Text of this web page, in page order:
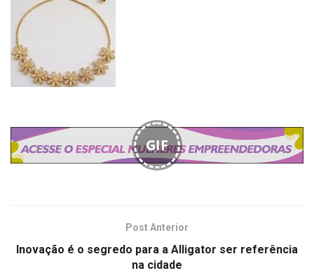
GIF
Post Anterior
Inovação é o segredo para a Alligator ser referência
na cidade